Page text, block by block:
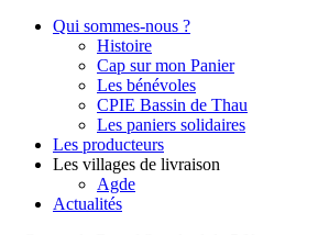
Qui sommes-nous ?
Histoire
Cap sur mon Panier
Les bénévoles
CPIE Bassin de Thau
Les paniers solidaires
Les producteurs
Les villages de livraison
Agde
Actualités